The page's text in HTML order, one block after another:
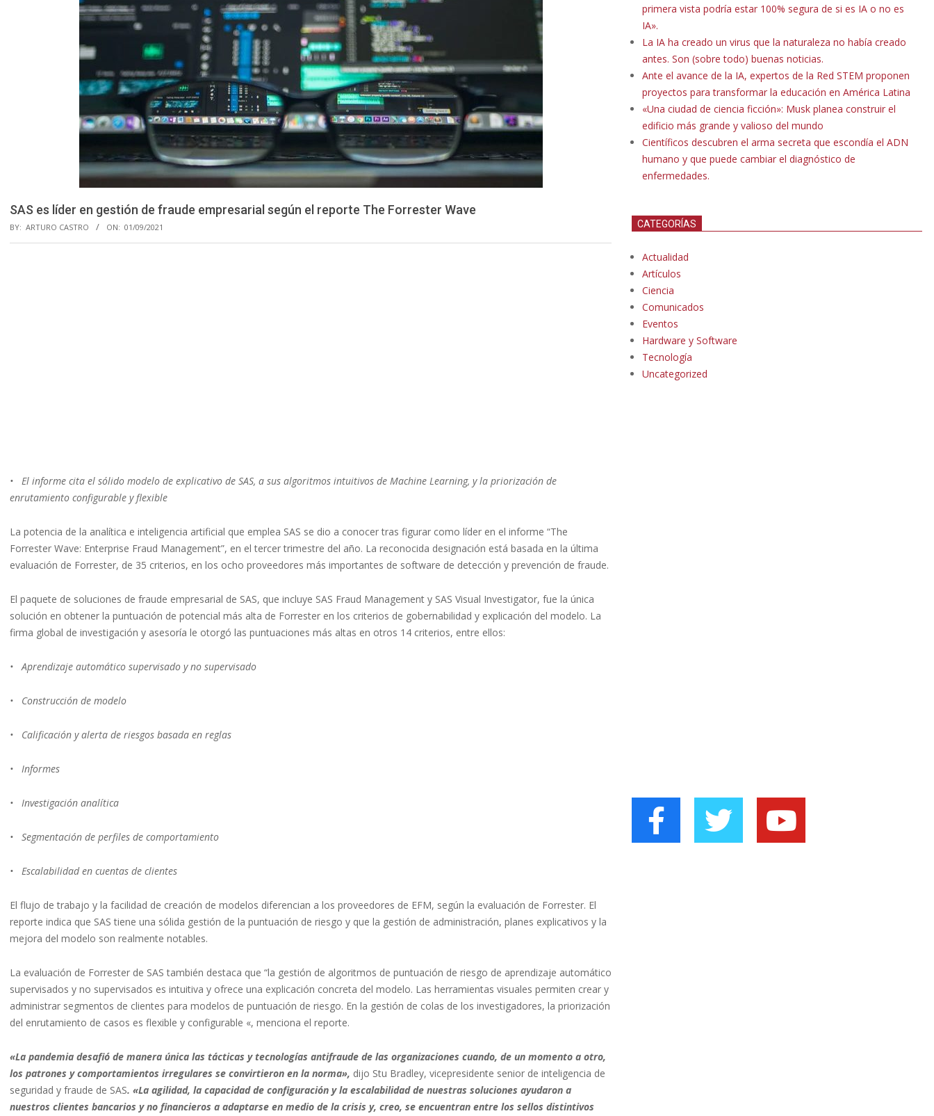
SAS es líder en gestión de fraude empresarial según el reporte The Forrester Wave
BY: ARTURO CASTRO ON: 01/09/2021
• El informe cita el sólido modelo de explicativo de SAS, a sus algoritmos intuitivos de Machine Learning, y la priorización de
enrutamiento configurable y flexible
La potencia de la analítica e inteligencia artificial que emplea SAS se dio a conocer tras figurar como líder en el informe “The
Forrester Wave: Enterprise Fraud Management”, en el tercer trimestre del año. La reconocida designación está basada en la última
evaluación de Forrester, de 35 criterios, en los ocho proveedores más importantes de software de detección y prevención de fraude.
El paquete de soluciones de fraude empresarial de SAS, que incluye SAS Fraud Management y SAS Visual Investigator, fue la única
solución en obtener la puntuación de potencial más alta de Forrester en los criterios de gobernabilidad y explicación del modelo. La
firma global de investigación y asesoría le otorgó las puntuaciones más altas en otros 14 criterios, entre ellos:
• Aprendizaje automático supervisado y no supervisado
• Construcción de modelo
• Calificación y alerta de riesgos basada en reglas
• Informes
• Investigación analítica
• Segmentación de perfiles de comportamiento
• Escalabilidad en cuentas de clientes
El flujo de trabajo y la facilidad de creación de modelos diferencian a los proveedores de EFM, según la evaluación de Forrester. El
reporte indica que SAS tiene una sólida gestión de la puntuación de riesgo y que la gestión de administración, planes explicativos y la
mejora del modelo son realmente notables.
La evaluación de Forrester de SAS también destaca que “la gestión de algoritmos de puntuación de riesgo de aprendizaje automático
supervisados y no supervisados es intuitiva y ofrece una explicación concreta del modelo. Las herramientas visuales permiten crear y
administrar segmentos de clientes para modelos de puntuación de riesgo. En la gestión de colas de los investigadores, la priorización
del enrutamiento de casos es flexible y configurable «, menciona el reporte.
«La pandemia desafió de manera única las tácticas y tecnologías antifraude de las organizaciones cuando, de un momento a otro,
los patrones y comportamientos irregulares se convirtieron en la norma», dijo Stu Bradley, vicepresidente senior de inteligencia de
seguridad y fraude de SAS. «La agilidad, la capacidad de configuración y la escalabilidad de nuestras soluciones ayudaron a
nuestros clientes bancarios y no financieros a adaptarse en medio de la crisis y, creo, se encuentran entre los sellos distintivos
primera vista podría estar 100% segura de si es IA o no es
IA».
La IA ha creado un virus que la naturaleza no había creado
antes. Son (sobre todo) buenas noticias.
Ante el avance de la IA, expertos de la Red STEM proponen
proyectos para transformar la educación en América Latina
«Una ciudad de ciencia ficción»: Musk planea construir el
edificio más grande y valioso del mundo
Científicos descubren el arma secreta que escondía el ADN
humano y que puede cambiar el diagnóstico de
enfermedades.
CATEGORÍAS
Actualidad
Artículos
Ciencia
Comunicados
Eventos
Hardware y Software
Tecnología
Uncategorized